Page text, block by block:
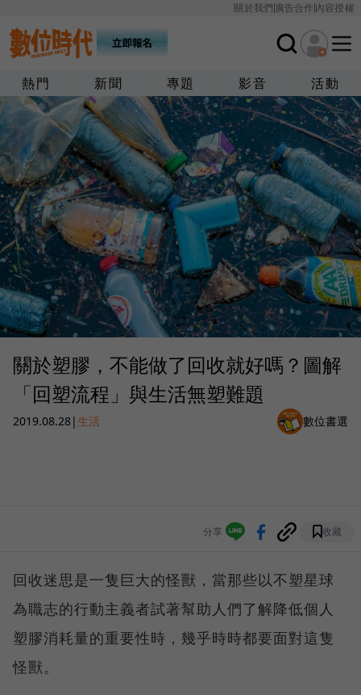
關於我們廣告合作內容授權
熱門 新聞 專題 影音 活動
關於塑膠，不能做了回收就好嗎？圖解
「回塑流程」與生活無塑難題
2019.08.28|生活 數位書選
分享 收藏
回收迷思是一隻巨大的怪獸，當那些以不塑星球
為職志的行動主義者試著幫助人們了解降低個人
塑膠消耗量的重要性時，幾乎時時都要面對這隻
怪獸。